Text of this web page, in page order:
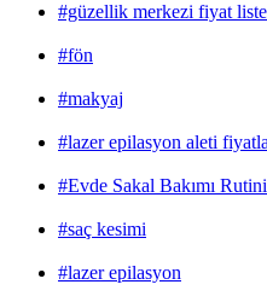
#güzellik merkezi fiyat
#fön
#makyaj
#lazer epilasyon aleti
#Evde Sakal Bakımı
#saç kesimi
#lazer epilasyon